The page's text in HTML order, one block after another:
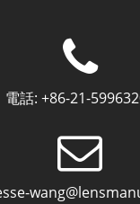
電話: +86-21-